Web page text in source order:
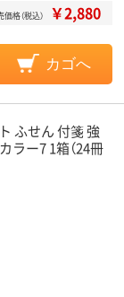
価格（税込） ￥2,880
カゴへ
ふせん 付箋 強
ー7 1箱（24冊